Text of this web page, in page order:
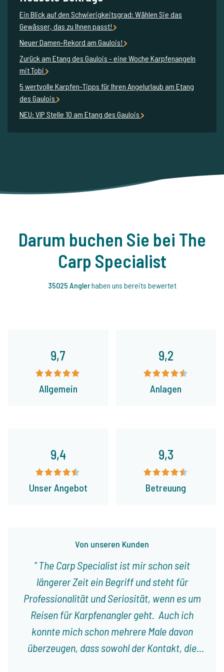
Ein Blick auf den Schwierigkeitsgrad: Wählen Sie das
Gewässer, das zu Ihnen passt!
Neuer Damen-Rekord am Gaulois!
Zurück am Etang des Gaulois - eine Woche Karpfenangeln
mit Tobi
5 wertvolle Karpfen-Tipps für Ihren Angelurlaub am Etang
des Gaulois
NEU: VIP Stelle 10 am Etang des Gaulois
Darum buchen Sie bei The
Carp Specialist
35025 Anglerhaben uns bereits bewertet
9,7
Allgemein
9,2
Anlagen
Von unseren Kunden
The Carp Specialist ist mir schon seit
längerer Zeit ein Begriff und steht für
Professionalität und Seriosität, wenn es um
Reisen für Karpfenangler geht. Auch ich
konnte mich schon mehrere Male davon
überzeugen, dass sowohl der Kontakt, die
9,4
Unser Angebot
9,3
Betreuung